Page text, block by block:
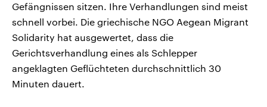
Gefängnissen sitzen. Ihre Verhandlungen sind meist
schnell vorbei. Die griechische NGO Aegean Migrant
Solidarity hat ausgewertet, dass die
Gerichtsverhandlung eines als Schlepper
angeklagten Geflüchteten durchschnittlich 30
Minuten dauert.